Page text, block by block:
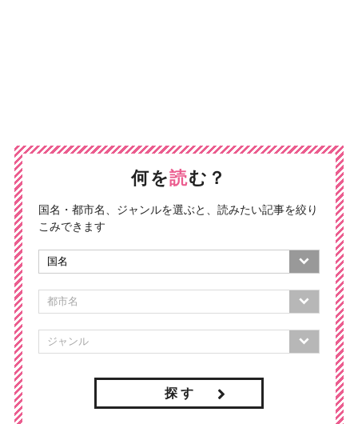
何を読む？
国名・都市名、ジャンルを選ぶと、読みたい記事を絞り
こみできます
探 す